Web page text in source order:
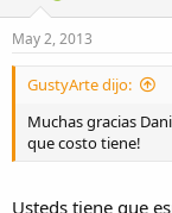
May 2, 2013
GustyArte dijo:
Muchas gracias
que costo tiene!
Usteds tiene que